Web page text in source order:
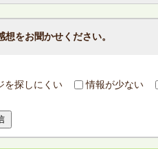
をお聞かせください。
を探しにくい 情報が少ない